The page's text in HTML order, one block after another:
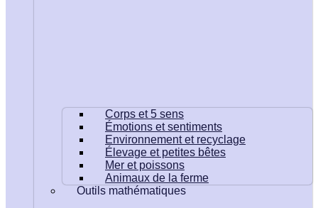
Corps et 5 sens
Émotions et sentiments
Environnement et recyclage
Élevage et petites bêtes
Mer et poissons
Animaux de la ferme
Outils mathématiques